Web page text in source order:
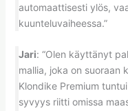
automaattisesti ylös,
kuunteluvaiheessa.”
Jari: “Olen käyttänyt
mallia, joka on suoraan
Klondike Premium
syvyys riitti omissa